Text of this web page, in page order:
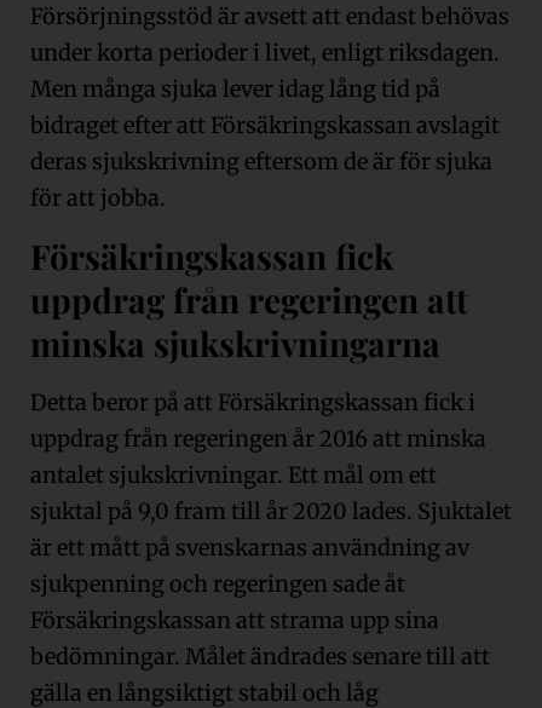
Försörjningsstöd är avsett att endast behövas
under korta perioder i livet, enligt riksdagen.
Men många sjuka lever idag lång tid på
bidraget efter att Försäkringskassan avslagit
deras sjukskrivning eftersom de är för sjuka
för att jobba.
Försäkringskassan fick
uppdrag från regeringen att
minska sjukskrivningarna
Detta beror på att Försäkringskassan fick i
uppdrag från regeringen år 2016 att minska
antalet sjukskrivningar. Ett mål om ett
sjuktal på 9,0 fram till år 2020 lades. Sjuktalet
är ett mått på svenskarnas användning av
sjukpenning och regeringen sade åt
Försäkringskassan att strama upp sina
bedömningar. Målet ändrades senare till att
gälla en långsiktigt stabil och låg